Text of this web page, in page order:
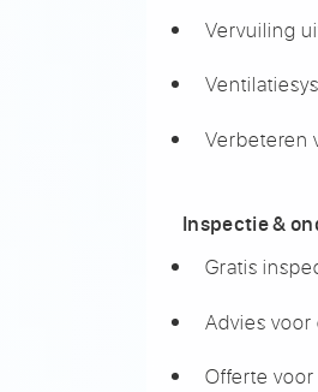
Vervuiling
Verbeteren
Inspectie &
Gratis
Advies
Offerte